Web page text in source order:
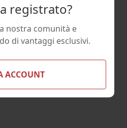
registrato?
nostra comunità e
di vantaggi esclusivi.
ACCOUNT